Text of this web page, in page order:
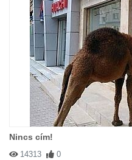
Nincs cím!
14313 0